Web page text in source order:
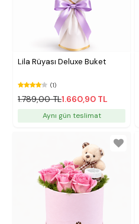
Lila Rüyası Deluxe Buket
(1)
1.789,00 TL1.660,90 TL
Aynı gün teslimat